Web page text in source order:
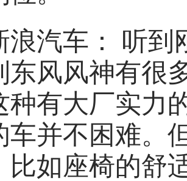
车： 听到
东风风神有很
种有大厂实力
车并不困难。
比如座椅的舒